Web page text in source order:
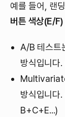
예를 들어, 랜
버튼 색상(E/F)
A/B 테스트
방식입니
방식입니
B+C+E...)